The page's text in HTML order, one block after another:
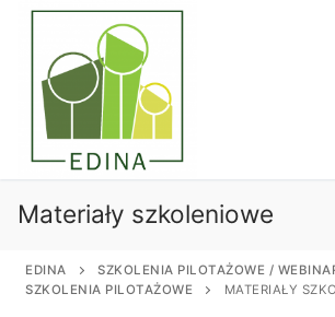
Przejdź
Materiały szkoleniowe
EDINA
SZKOLENIA PILOTAŻOWE /
SZKOLENIA PILOTAŻOWE
MATERIAŁY